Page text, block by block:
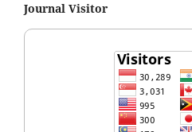
Journal Visitor